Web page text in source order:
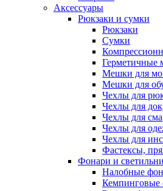
Аксессуары
Рюкзаки и сумки
Рюкзаки
Сумки
Герметичные
Мешки для
Мешки для
Чехлы для
Чехлы для
Чехлы для
Чехлы для
Чехлы для
Фастексы,
Фонари и
Налобные
Кемпинговые